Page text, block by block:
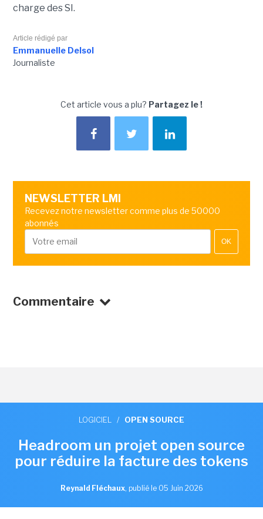
charge des SI.
Article rédigé par
Emmanuelle Delsol
Journaliste
Cet article vous a plu? Partagez le !
NEWSLETTER LMI
Recevez notre newsletter comme plus de 50000
abonnés
OK
Commentaire
LOGICIEL / OPEN SOURCE
Headroom un projet open source
pour réduire la facture des tokens
Reynald Fléchaux, publié le 05 Juin 2026